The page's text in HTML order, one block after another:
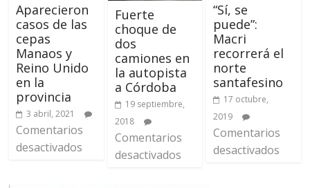
Aparecieron
casos de las
cepas
Manaos y
Reino Unido
en la
provincia
3 abril, 2021
Comentarios
desactivados
Fuerte
choque de
dos
camiones en
la autopista
a Córdoba
19 septiembre,
2018
Comentarios
desactivados
“Sí, se
puede”:
Macri
recorrerá el
norte
santafesino
17 octubre,
2019
Comentarios
desactivados